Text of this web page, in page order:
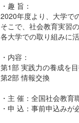
・趣 旨：
2020年度より、大学で
そこで、社会教育実習
各大学での取り組みに
・内容：
第1部 実践力の養成を
第2部 情報交換
・主 催：全国社会教
・申 込：事前申込みが